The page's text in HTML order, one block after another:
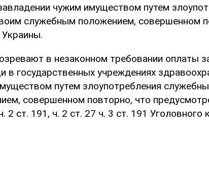
чужим имуществом путем
служебным положением, совершенном
в незаконном требовании оплаты
в государственных учреждениях
путем злоупотребления
совершенном повторно, что
2 ст. 191, ч. 2 ст. 27 ч. 3 ст. 191 Уголовного